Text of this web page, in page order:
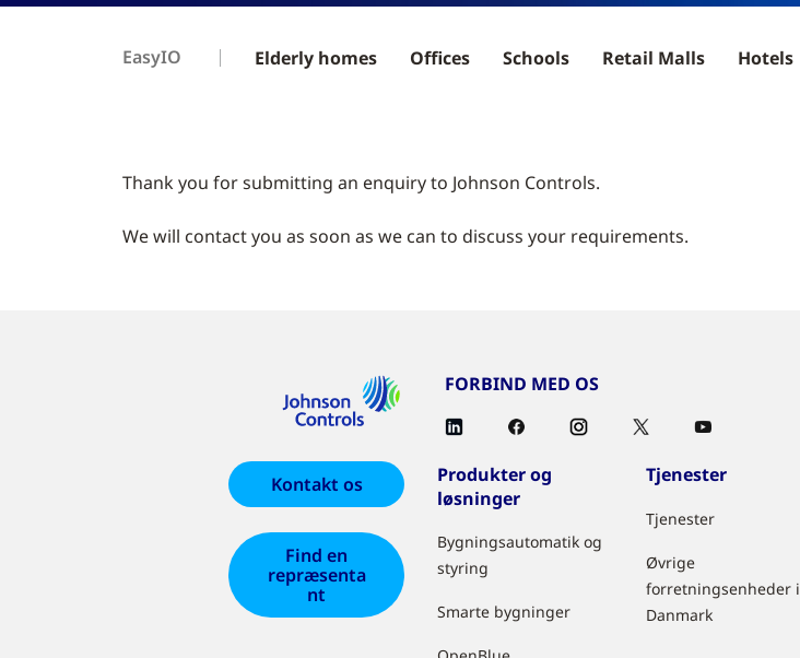
EasyIO Elderly homes Offices Schools Retail Malls Hotels
Thank you for submitting an enquiry to Johnson Controls.
We will contact you as soon as we can to discuss your requirements.
FORBIND MED OS
Kontakt os
Find en
repræsenta
nt
Produkter og
løsninger
Bygningsautomatik og
styring
Smarte bygninger
Tjenester
Tjenester
Øvrige
forretningsenheder i
Danmark